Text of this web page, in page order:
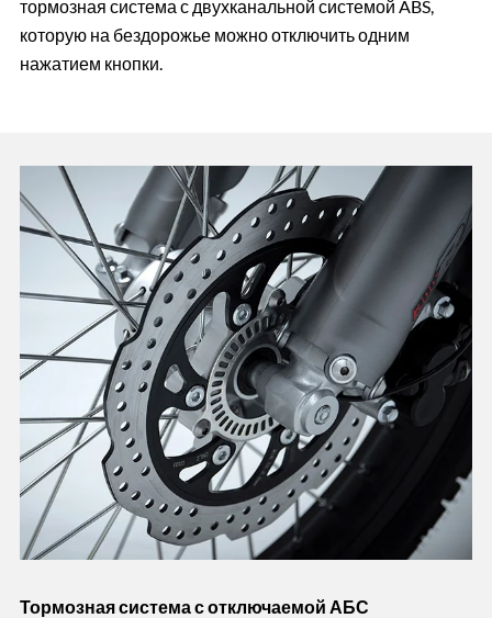
тормозная система с двухканальной системой ABS,
которую на бездорожье можно отключить одним
нажатием кнопки.
Тормозная система с отключаемой АБС